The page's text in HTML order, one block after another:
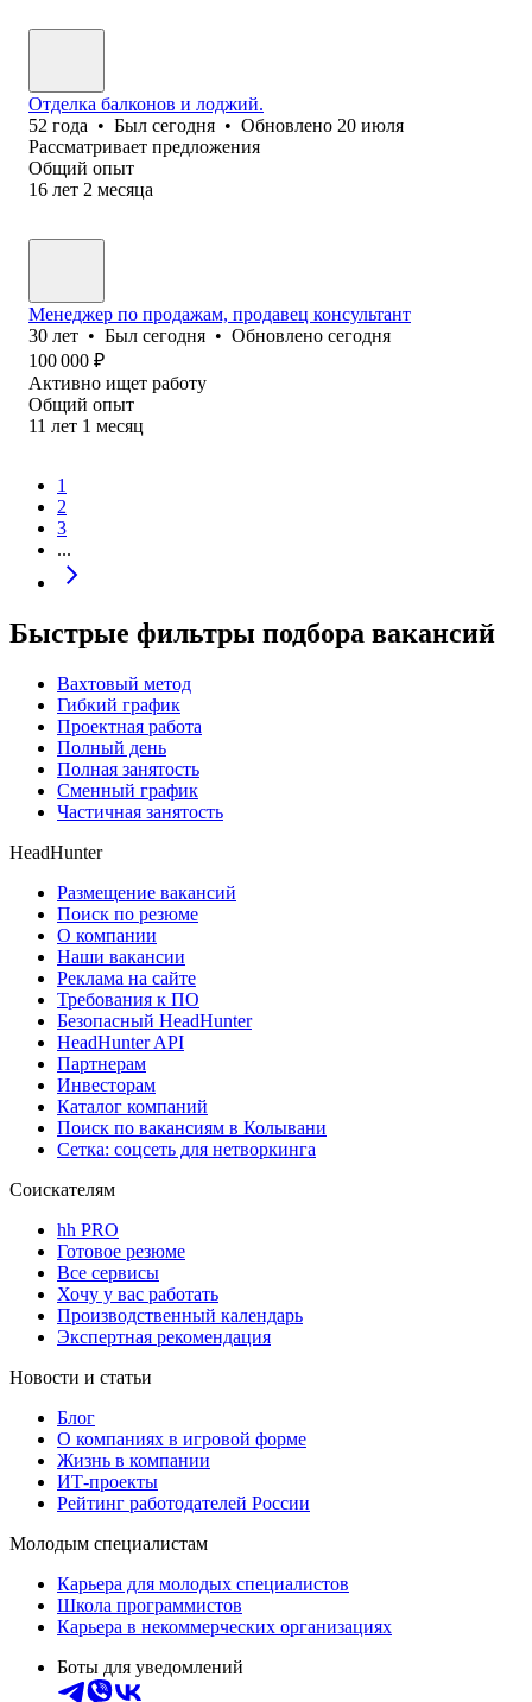
Отделка балконов и лоджий.
52 года • Был сегодня • Обновлено 20 июля
Рассматривает предложения
Общий опыт
16 лет 2 месяца
Менеджер по продажам, продавец консультант
30 лет • Был сегодня • Обновлено сегодня
100 000 ₽
Активно ищет работу
Общий опыт
11 лет 1 месяц
1
2
3
...
Быстрые фильтры подбора вакансий
Вахтовый метод
Гибкий график
Проектная работа
Полный день
Полная занятость
Сменный график
Частичная занятость
HeadHunter
Размещение вакансий
Поиск по резюме
О компании
Наши вакансии
Реклама на сайте
Требования к ПО
Безопасный HeadHunter
HeadHunter API
Партнерам
Инвесторам
Каталог компаний
Поиск по вакансиям в Колывани
Сетка: соцсеть для нетворкинга
Соискателям
hh PRO
Готовое резюме
Все сервисы
Хочу у вас работать
Производственный календарь
Экспертная рекомендация
Новости и статьи
Блог
О компаниях в игровой форме
Жизнь в компании
ИТ-проекты
Рейтинг работодателей России
Молодым специалистам
Карьера для молодых специалистов
Школа программистов
Карьера в некоммерческих организациях
Боты для уведомлений